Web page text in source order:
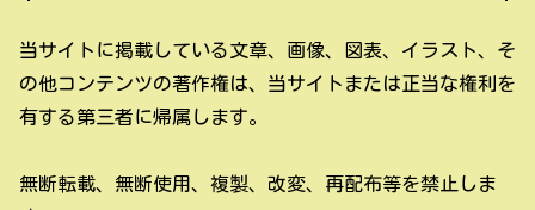
当サイトに掲載している文章、画像、図表、イラスト、そ
の他コンテンツの著作権は、当サイトまたは正当な権利を
有する第三者に帰属します。
無断転載、無断使用、複製、改変、再配布等を禁止しま